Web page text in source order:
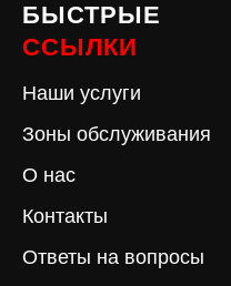
БЫСТРЫЕ
ССЫЛКИ
Наши услуги
Зоны обслуживания
О нас
Контакты
Ответы на вопросы